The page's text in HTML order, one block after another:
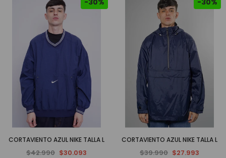
CORTAVIENTO AZUL NIKE TALLA L
$42.990 $30.093
CORTAVIENTO AZUL NIKE TALLA L
$39.990 $27.993